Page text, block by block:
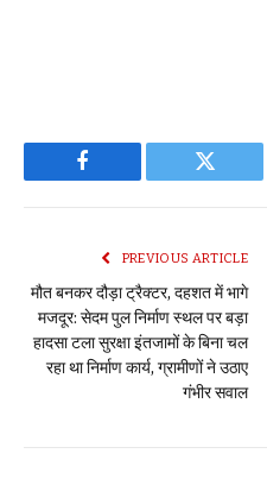
Facebook Twitter
PREVIOUS ARTICLE
मौत बनकर दौड़ा ट्रैक्टर, दहशत में भागे
मजदूर: सेदम पुल निर्माण स्थल पर बड़ा
हादसा टला सुरक्षा इंतजामों के बिना चल
रहा था निर्माण कार्य, ग्रामीणों ने उठाए
गंभीर सवाल